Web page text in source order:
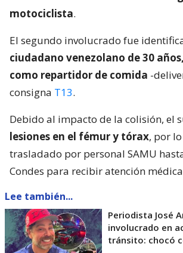
motociclista.
El segundo involucrado fue
ciudadano venezolano de 30
como repartidor de comida -
consigna T13.
Debido al impacto de la colisión, el
lesiones en el fémur y tórax, por
trasladado por personal SAMU
Condes para recibir atención
Lee también...
Periodista José
involucrado en
tránsito: chocó